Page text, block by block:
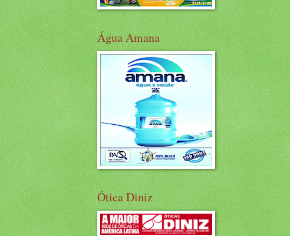
Água Amana
Ótica Diniz